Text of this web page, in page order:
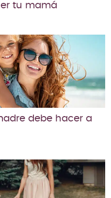
tu mamá
debe hacer a